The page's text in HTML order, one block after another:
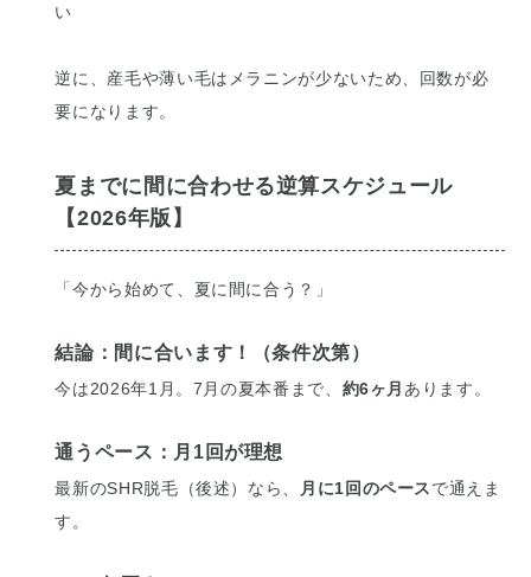
い
逆に、産毛や薄い毛はメラニンが少ないため、回数が必
要になります。
夏までに間に合わせる逆算スケジュール
【2026年版】
「今から始めて、夏に間に合う？」
結論：間に合います！（条件次第）
今は2026年1月。7月の夏本番まで、 約6ヶ月あります。
通うペース：月1回が理想
最新のSHR脱毛（後述）なら、 月に1回のペースで通えま
す。